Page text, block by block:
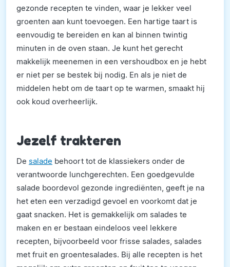
gezonde recepten te vinden, waar je lekker veel
groenten aan kunt toevoegen. Een hartige taart is
eenvoudig te bereiden en kan al binnen twintig
minuten in de oven staan. Je kunt het gerecht
makkelijk meenemen in een vershoudbox en je hebt
er niet per se bestek bij nodig. En als je niet de
middelen hebt om de taart op te warmen, smaakt hij
ook koud overheerlijk.
Jezelf trakteren
De salade behoort tot de klassiekers onder de
verantwoorde lunchgerechten. Een goedgevulde
salade boordevol gezonde ingrediënten, geeft je na
het eten een verzadigd gevoel en voorkomt dat je
gaat snacken. Het is gemakkelijk om salades te
maken en er bestaan eindeloos veel lekkere
recepten, bijvoorbeeld voor frisse salades, salades
met fruit en groentesalades. Bij alle recepten is het